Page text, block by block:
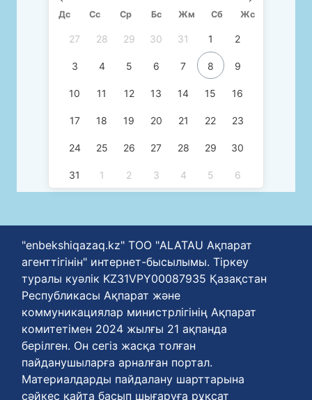
Дс Сc Ср Бс Жм Сб Жс
27 28 29 30 31 1 2
3 4 5 6 7 8 9
10 11 12 13 14 15 16
17 18 19 20 21 22 23
24 25 26 27 28 29 30
31 1 2 3 4 5 6
"enbekshiqazaq.kz" ТОО "ALATAU Ақпарат
агенттігінін" интернет-бысылымы. Тіркеу
туралы куәлік KZ31VPY00087935 Қазақстан
Республикасы Ақпарат және
коммуникациялар министрлігінің Ақпарат
комитетімен 2024 жылғы 21 ақпанда
берілген. Он сегіз жасқа толған
пайданушыларға арналған портал.
Материалдарды пайдалану шарттарына
сәйкес қайта басып шығаруға рұқсат